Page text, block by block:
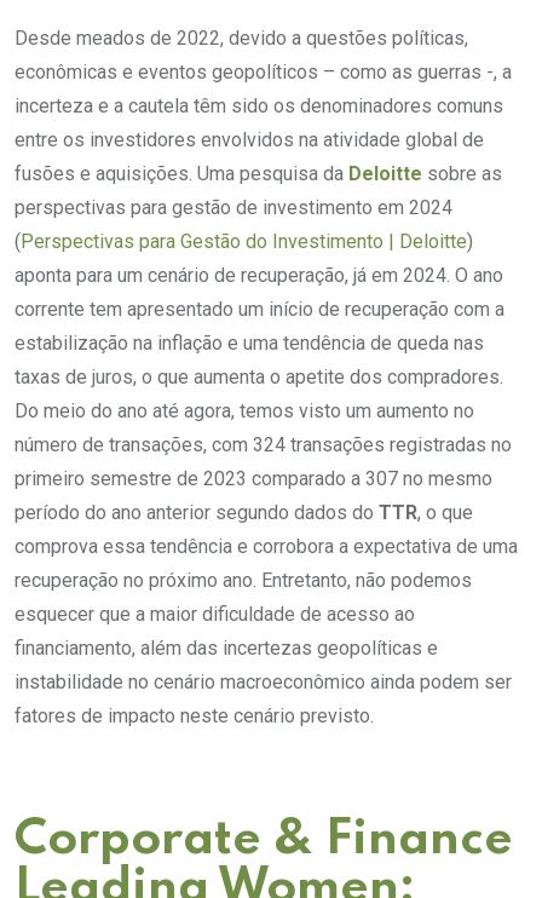
Desde meados de 2022, devido a questões políticas,
econômicas e eventos geopolíticos – como as guerras -, a
incerteza e a cautela têm sido os denominadores comuns
entre os investidores envolvidos na atividade global de
fusões e aquisições. Uma pesquisa da Deloitte sobre as
perspectivas para gestão de investimento em 2024
(Perspectivas para Gestão do Investimento | Deloitte)
aponta para um cenário de recuperação, já em 2024. O ano
corrente tem apresentado um início de recuperação com a
estabilização na inflação e uma tendência de queda nas
taxas de juros, o que aumenta o apetite dos compradores.
Do meio do ano até agora, temos visto um aumento no
número de transações, com 324 transações registradas no
primeiro semestre de 2023 comparado a 307 no mesmo
período do ano anterior segundo dados do TTR, o que
comprova essa tendência e corrobora a expectativa de uma
recuperação no próximo ano. Entretanto, não podemos
esquecer que a maior dificuldade de acesso ao
financiamento, além das incertezas geopolíticas e
instabilidade no cenário macroeconômico ainda podem ser
fatores de impacto neste cenário previsto.
Corporate & Finance